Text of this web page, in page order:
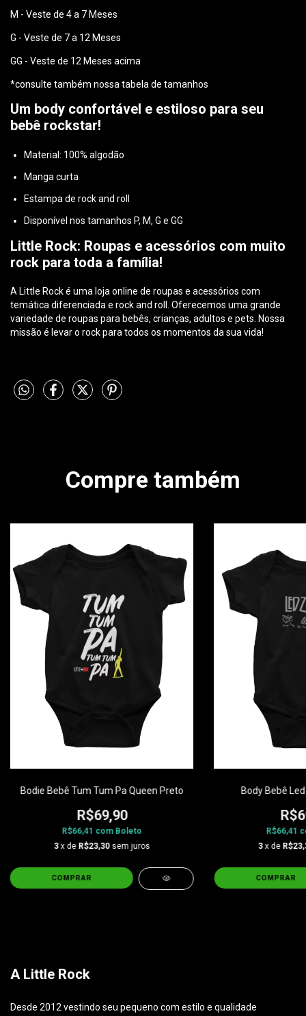
M - Veste de 4 a 7 Meses
G - Veste de 7 a 12 Meses
GG - Veste de 12 Meses acima
*consulte também nossa tabela de tamanhos
Um body confortável e estiloso para seu
bebê rockstar!
Material: 100% algodão
Manga curta
Estampa de rock and roll
Disponível nos tamanhos P, M, G e GG
Little Rock: Roupas e acessórios com muito
rock para toda a família!
A Little Rock é uma loja online de roupas e acessórios com
temática diferenciada e rock and roll. Oferecemos uma grande
variedade de roupas para bebês, crianças, adultos e pets. Nossa
missão é levar o rock para todos os momentos da sua vida!
Compre também
Bodie Bebê Tum Tum Pa Queen Preto
R$69,90
R$66,41 com Boleto
3 x de R$23,30 sem juros
COMPRAR
Body Bebê
R$66,41
3 x de
COMPRAR
A Little Rock
Desde 2012 vestindo seu pequeno com estilo e qualidade